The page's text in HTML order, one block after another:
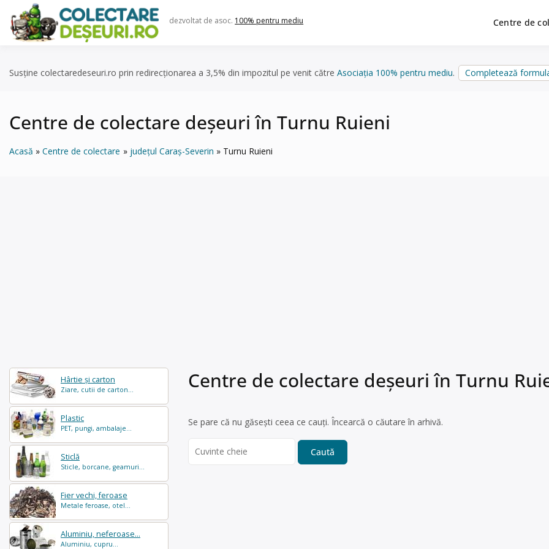
content
dezvoltat de asoc. 100% pentru mediu Centre de
Susține colectaredeseuri.ro prin redirecționarea a 3,5% din impozitul pe venit către Asociația 100% pentru mediu. Completează
Centre de colectare deșeuri în Turnu Ruieni
Acasă Centre de colectare județul Caraș-Severin Turnu Ruieni
Hârtie și carton
Ziare, cutii de carton...
Plastic
PET, pungi, ambalaje...
Sticlă
Sticle, borcane, geamuri...
Fier vechi, feroase
Metale feroase, otel...
Aluminiu, neferoase...
Aluminiu, cupru...
Centre de colectare deșeuri în Turnu
Se pare că nu găsești ceea ce cauți. Încearcă o căutare în arhivă.
for: